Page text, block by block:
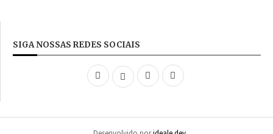
SIGA NOSSAS REDES SOCIAIS